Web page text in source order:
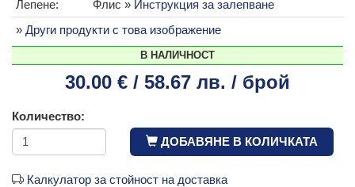
Лепене: Флис » Инструкция за залепване
» Други продукти с това изображение
В НАЛИЧНОСТ
30.00 € / 58.67 лв. / брой
Количество:
ДОБАВЯНЕ В КОЛИЧКАТА
Калкулатор за стойност на доставка